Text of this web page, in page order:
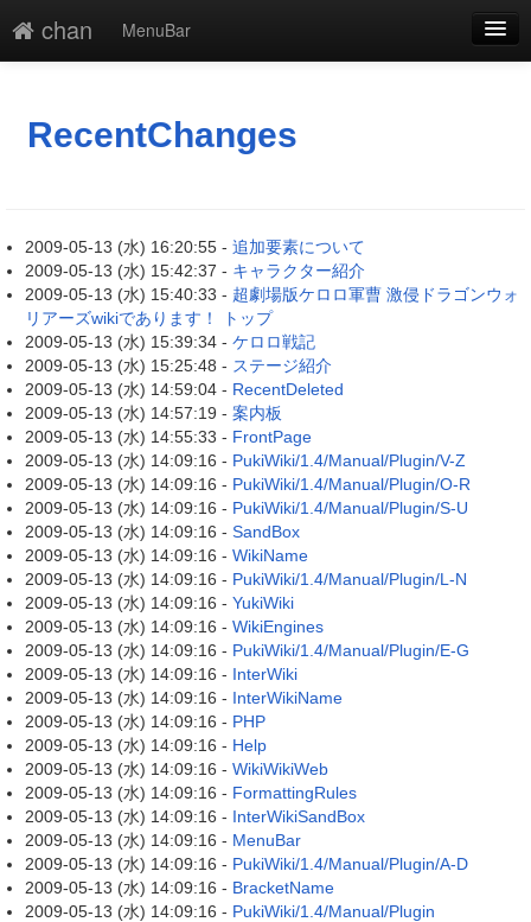
chan
MenuBar
最終更新
RecentChanges
2009-05-13 (水) 16:20:55 - 追加要素について
2009-05-13 (水) 15:42:37 - キャラクター紹介
2009-05-13 (水) 15:40:33 - 超劇場版ケロロ軍曹 激侵ドラゴンウォ
リアーズwikiであります！ トップ
2009-05-13 (水) 15:39:34 - ケロロ戦記
2009-05-13 (水) 15:25:48 - ステージ紹介
2009-05-13 (水) 14:59:04 - RecentDeleted
2009-05-13 (水) 14:57:19 - 案内板
2009-05-13 (水) 14:55:33 - FrontPage
2009-05-13 (水) 14:09:16 - PukiWiki/1.4/Manual/Plugin/V-Z
2009-05-13 (水) 14:09:16 - PukiWiki/1.4/Manual/Plugin/O-R
2009-05-13 (水) 14:09:16 - PukiWiki/1.4/Manual/Plugin/S-U
2009-05-13 (水) 14:09:16 - SandBox
2009-05-13 (水) 14:09:16 - WikiName
2009-05-13 (水) 14:09:16 - PukiWiki/1.4/Manual/Plugin/L-N
2009-05-13 (水) 14:09:16 - YukiWiki
2009-05-13 (水) 14:09:16 - WikiEngines
2009-05-13 (水) 14:09:16 - PukiWiki/1.4/Manual/Plugin/E-G
2009-05-13 (水) 14:09:16 - InterWiki
2009-05-13 (水) 14:09:16 - InterWikiName
2009-05-13 (水) 14:09:16 - PHP
2009-05-13 (水) 14:09:16 - Help
2009-05-13 (水) 14:09:16 - WikiWikiWeb
2009-05-13 (水) 14:09:16 - FormattingRules
2009-05-13 (水) 14:09:16 - InterWikiSandBox
2009-05-13 (水) 14:09:16 - MenuBar
2009-05-13 (水) 14:09:16 - PukiWiki/1.4/Manual/Plugin/A-D
2009-05-13 (水) 14:09:16 - BracketName
2009-05-13 (水) 14:09:16 - PukiWiki/1.4/Manual/Plugin